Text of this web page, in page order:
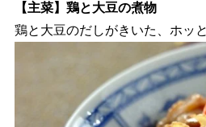
【主菜】鶏と大豆の煮物
鶏と大豆のだしがきいた、ホッ